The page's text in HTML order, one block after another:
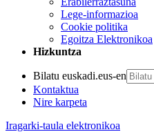
Lege-informazioa
Cookie politika
Egoitza Elektronikoa
Hizkuntza
Bilatu euskadi.eus-en
Kontaktua
Nire karpeta
Iragarki-taula elektronikoa